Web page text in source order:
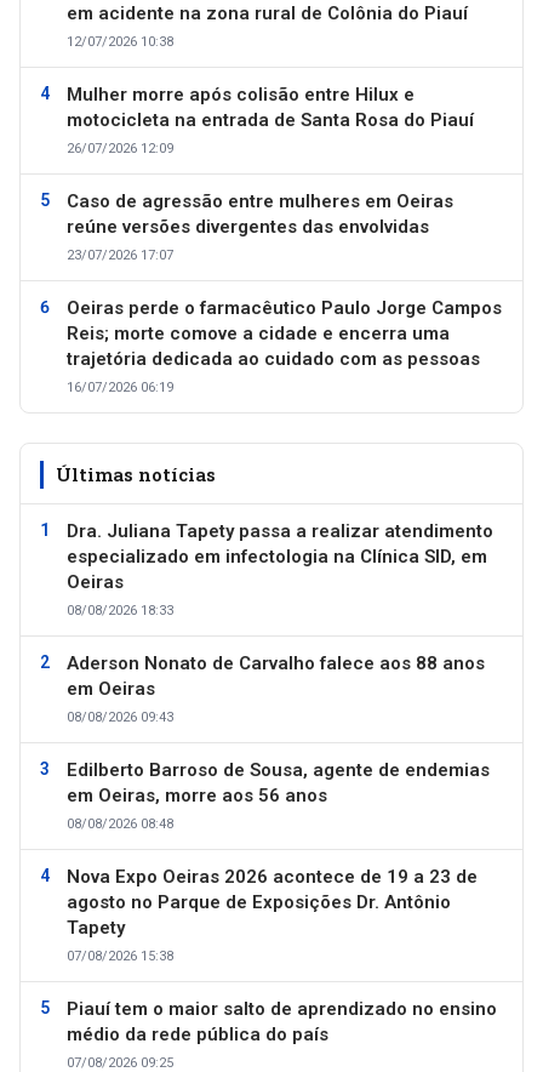
em acidente na zona rural de Colônia do Piauí
12/07/2026 10:38
Mulher morre após colisão entre Hilux e
motocicleta na entrada de Santa Rosa do Piauí
26/07/2026 12:09
Caso de agressão entre mulheres em Oeiras
reúne versões divergentes das envolvidas
23/07/2026 17:07
Oeiras perde o farmacêutico Paulo Jorge Campos
Reis; morte comove a cidade e encerra uma
trajetória dedicada ao cuidado com as pessoas
16/07/2026 06:19
Últimas notícias
Dra. Juliana Tapety passa a realizar atendimento
especializado em infectologia na Clínica SID, em
Oeiras
08/08/2026 18:33
Aderson Nonato de Carvalho falece aos 88 anos
em Oeiras
08/08/2026 09:43
Edilberto Barroso de Sousa, agente de endemias
em Oeiras, morre aos 56 anos
08/08/2026 08:48
Nova Expo Oeiras 2026 acontece de 19 a 23 de
agosto no Parque de Exposições Dr. Antônio
Tapety
07/08/2026 15:38
Piauí tem o maior salto de aprendizado no ensino
médio da rede pública do país
07/08/2026 09:25